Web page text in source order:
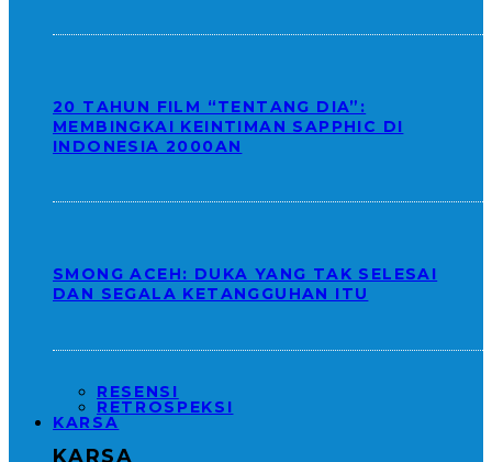
20 TAHUN FILM “TENTANG DIA”:
MEMBINGKAI KEINTIMAN SAPPHIC DI
INDONESIA 2000AN
SMONG ACEH: DUKA YANG TAK SELESAI
DAN SEGALA KETANGGUHAN ITU
RESENSI
RETROSPEKSI
KARSA
KARSA